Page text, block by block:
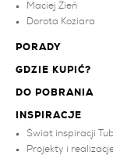
Maciej Zień
Dorota Koziara
PORADY
GDZIE KUPIĆ?
DO POBRANIA
INSPIRACJE
Świat inspiracji
Projekty i